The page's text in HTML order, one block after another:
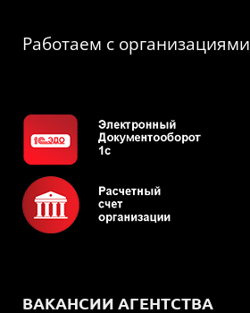
Работаем с организациями
ВАКАНСИИ АГЕНТСТВА